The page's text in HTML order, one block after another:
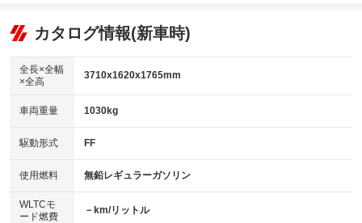
リフトアップ
：装備なし
：装備なし
パワーウィンドウ
アイドリングストップ
：装備なし
USB入力端子
：装備なし
100V電源
：装備なし
センターデフロック
：装備なし
ビジュアル：-／DVD再生
：装備あり
：装備あり
革シート
キーレス
HID(キセノンライト)
：装備なし
バックカメラ
：装備あり
エアロ
：装備なし
カタログ情報(新車時)
全長×全幅
×全高
3710x1620x1765mm
車両重量 1030kg
駆動形式 FF
使用燃料 無鉛レギュラーガソリン
WLTCモ
ード燃費
－km/リットル